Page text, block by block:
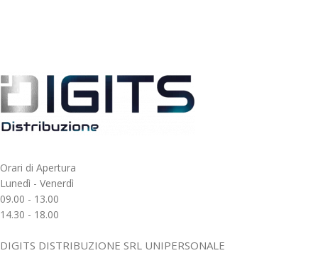
Orari di Apertura
Lunedì - Venerdì
09.00 - 13.00
14.30 - 18.00
DIGITS DISTRIBUZIONE SRL UNIPERSONALE